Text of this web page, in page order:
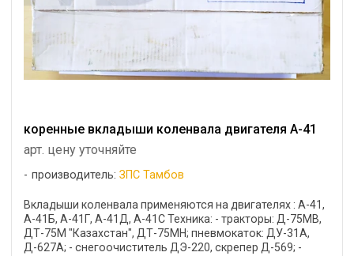
коренные вкладыши коленвала двигателя А-41
арт. цену уточняйте
производитель:ЗПС Тамбов
Вкладыши коленвала применяются на двигателях : А-41,
А-41Б, А-41Г, А-41Д, А-41С Техника: - тракторы: Д-75МВ,
ДТ-75М "Казахстан", ДТ-75МН; пневмокаток: ДУ-31А,
Д-627А; - снегоочиститель ДЭ-220, скрепер Д-569; -